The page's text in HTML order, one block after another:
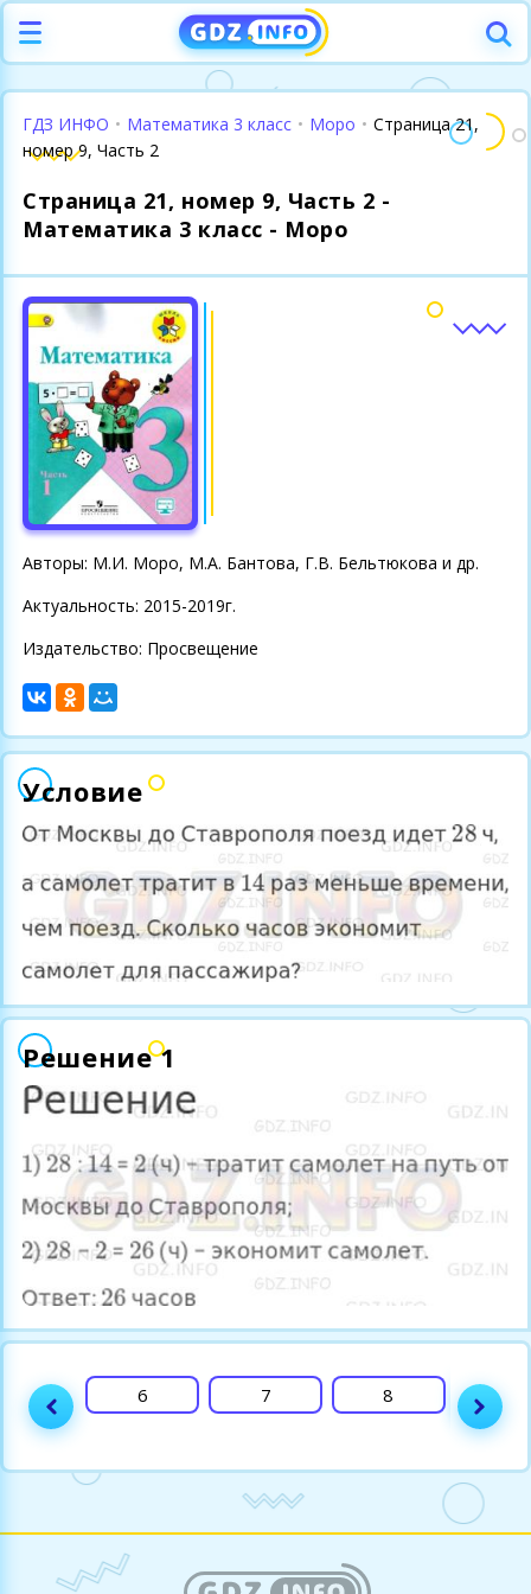
ГДЗ ИНФО • Математика 3 класс • Моро • Страница 21,
номер 9, Часть 2
Страница 21, номер 9, Часть 2 -
Математика 3 класс - Моро
Авторы: М.И. Моро, М.А. Бантова, Г.В. Бельтюкова и др.
Актуальность: 2015-2019г.
Издательство: Просвещение
Условие
Решение 1
6 7 8